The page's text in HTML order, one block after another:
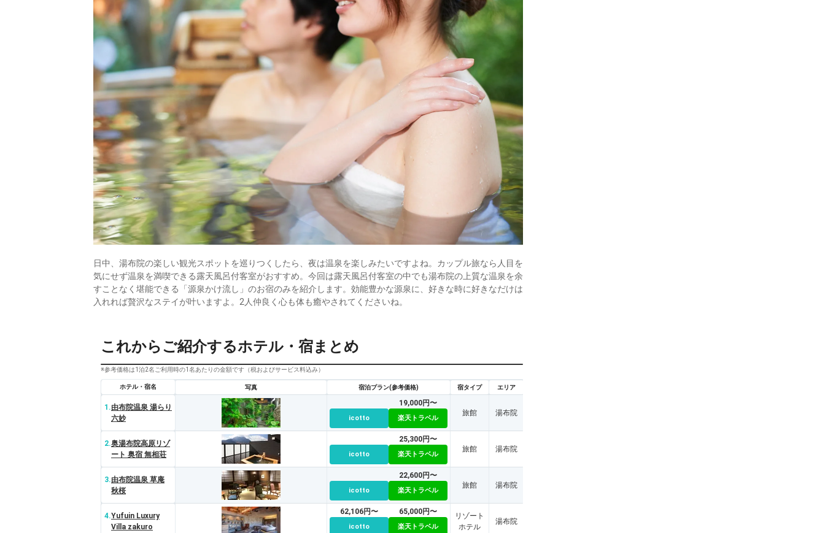
日中、湯布院の楽しい観光スポットを巡りつくしたら、夜は温泉を楽しみたいですよね。カップル旅なら人目を
気にせず温泉を満喫できる露天風呂付客室がおすすめ。今回は露天風呂付客室の中でも湯布院の上質な温泉を余
すことなく堪能できる「源泉かけ流し」のお宿のみを紹介します。効能豊かな源泉に、好きな時に好きなだけは
入れれば贅沢なステイが叶いますよ。2人仲良く心も体も癒やされてくださいね。
これからご紹介するホテル・宿まとめ
※参考価格は1泊2名ご利用時の1名あたりの金額です（税およびサービス料込み）
ホテル・宿名 写真 宿泊プラン(参考価格) 宿タイプ エリア
1.由布院温泉 湯らり
六妙
icotto
19,000円〜
楽天トラベル
旅館 湯布院
2.奥湯布院高原リゾ
ート 奥宿 無相荘
icotto
25,300円〜
楽天トラベル
旅館 湯布院
3.由布院温泉 草庵
秋桜
icotto
22,600円〜
楽天トラベル
旅館 湯布院
4.Yufuin Luxury
Villa zakuro
62,106円〜
icotto
65,000円〜
楽天トラベル
リゾート
ホテル
湯布院